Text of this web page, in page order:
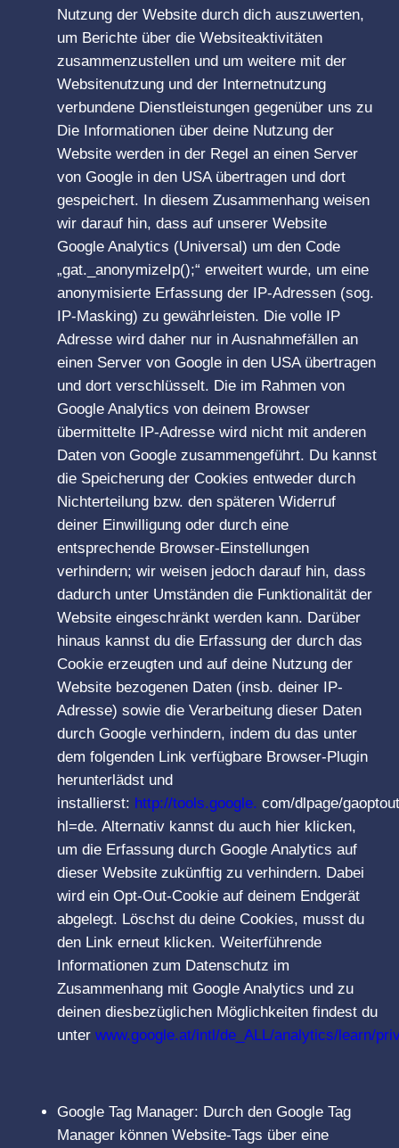
Nutzung der Website durch dich auszuwerten,
um Berichte über die Websiteaktivitäten
zusammenzustellen und um weitere mit der
Websitenutzung und der Internetnutzung
verbundene Dienstleistungen gegenüber uns zu
Die Informationen über deine Nutzung der
Website werden in der Regel an einen Server
von Google in den USA übertragen und dort
gespeichert. In diesem Zusammenhang weisen
wir darauf hin, dass auf unserer Website
Google Analytics (Universal) um den Code
„gat._anonymizeIp();“ erweitert wurde, um eine
anonymisierte Erfassung der IP-Adressen (sog.
IP-Masking) zu gewährleisten. Die volle IP
Adresse wird daher nur in Ausnahmefällen an
einen Server von Google in den USA übertragen
und dort verschlüsselt. Die im Rahmen von
Google Analytics von deinem Browser
übermittelte IP-Adresse wird nicht mit anderen
Daten von Google zusammengeführt. Du kannst
die Speicherung der Cookies entweder durch
Nichterteilung bzw. den späteren Widerruf
deiner Einwilligung oder durch eine
entsprechende Browser-Einstellungen
verhindern; wir weisen jedoch darauf hin, dass
dadurch unter Umständen die Funktionalität der
Website eingeschränkt werden kann. Darüber
hinaus kannst du die Erfassung der durch das
Cookie erzeugten und auf deine Nutzung der
Website bezogenen Daten (insb. deiner IP-
Adresse) sowie die Verarbeitung dieser Daten
durch Google verhindern, indem du das unter
dem folgenden Link verfügbare Browser-Plugin
herunterlädst und
installierst: http://tools.google. com/dlpage/
hl=de. Alternativ kannst du auch hier klicken,
um die Erfassung durch Google Analytics auf
dieser Website zukünftig zu verhindern. Dabei
wird ein Opt-Out-Cookie auf deinem Endgerät
abgelegt. Löschst du deine Cookies, musst du
den Link erneut klicken. Weiterführende
Informationen zum Datenschutz im
Zusammenhang mit Google Analytics und zu
deinen diesbezüglichen Möglichkeiten findest du
unter www.google.at/intl/de_ALL/analytics/learn/
Google Tag Manager: Durch den Google Tag
Manager können Website-Tags über eine